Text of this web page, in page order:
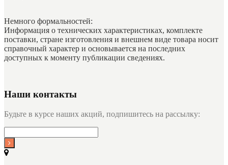
Немного формальностей:
Информация о технических характеристиках, комплекте
поставки, стране изготовления и внешнем виде товара носит
справочный характер и основывается на последних
доступных к моменту публикации сведениях.
Наши контакты
Будьте в курсе наших акций, подпишитесь на рассылку: